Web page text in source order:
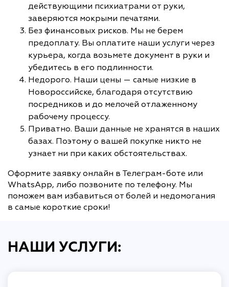
действующими психиатрами от руки,
заверяются мокрыми печатями.
Без финансовых рисков. Мы не берем
предоплату. Вы оплатите наши услуги через
курьера, когда возьмете документ в руки и
убедитесь в его подлинности.
Недорого. Наши цены — самые низкие в
Новороссийске, благодаря отсутствию
посредников и до мелочей отлаженному
рабочему процессу.
Приватно. Ваши данные не хранятся в наших
базах. Поэтому о вашей покупке никто не
узнает ни при каких обстоятельствах.
Оформите заявку онлайн в Телеграм-боте или
WhatsApp, либо позвоните по телефону. Мы
поможем вам избавиться от болей и недомогания
в самые короткие сроки!
НАШИ УСЛУГИ: